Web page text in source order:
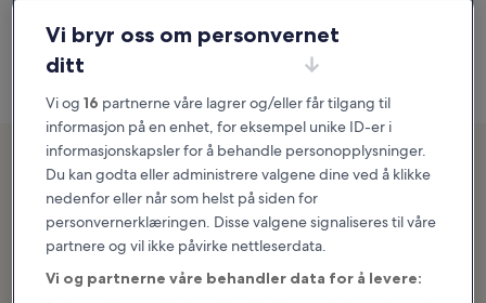
Kart
2. Hietaranta-stranden
Slapp av på den største stranden i Helsingfors
Vi bryr oss om personvernet
ditt
Vi og 16 partnerne våre lagrer og/eller får tilgang til
informasjon på en enhet, for eksempel unike ID-er i
informasjonskapsler for å behandle personopplysninger.
Du kan godta eller administrere valgene dine ved å klikke
nedenfor eller når som helst på siden for
personvernerklæringen. Disse valgene signaliseres til våre
partnere og vil ikke påvirke nettleserdata.
Vi og partnerne våre behandler data for å levere: